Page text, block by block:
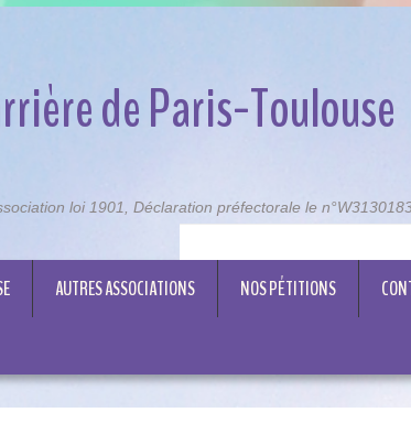
de Paris-Toulouse
loi 1901, Déclaration préfectorale le
AUTRES ASSOCIATIONS NOS PÉTITIONS